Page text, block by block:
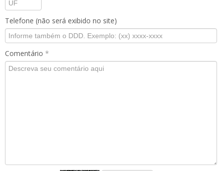
Telefone (não será exibido no site)
Comentário *